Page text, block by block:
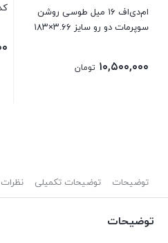
3312
عدد
ام‌دی‌اف ۱۶ میل طوسی روشن
سوپرمات دو رو سایز ۳.۶۶×۱۸۳
۱۰,۵۰۰,۰۰۰ تومان
کد
توضیحات توضیحات تکمیلی نظرات
توضیحات